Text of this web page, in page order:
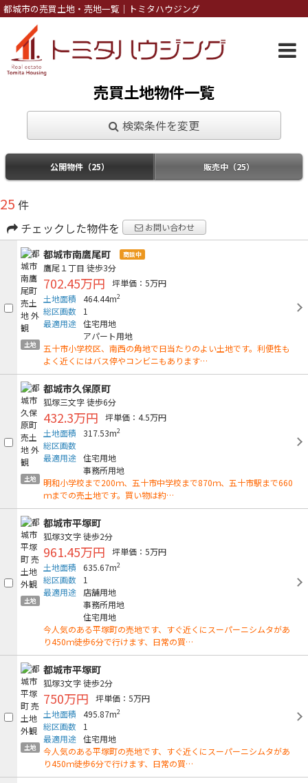
都城市の売買土地・売地一覧｜トミタハウジング
売買土地物件一覧
検索条件を変更
公開物件（25） 販売中（25）
25 件
チェックした物件を
お問い合わせ
土地
都城市南鷹尾町 商談中
鷹尾１丁目 徒歩3分
702.45万円
坪単価：5万円
土地面積
464.44m2
総区画数
1
最適用途 住宅用地
アパート用地
五十市小学校区、南西の角地で日当たりのよい土地です。利便性も
よく近くにはバス停やコンビニもあります…
土地
都城市久保原町
狐塚三文字徒歩6分
432.3万円
坪単価：4.5万円
土地面積
317.53m2
総区画数
最適用途 住宅用地
事務所用地
明和小学校まで200ｍ、五十市中学校まで870ｍ、五十市駅まで660
ｍまでの売土地です。買い物は約…
土地
都城市平塚町
狐塚3文字徒歩2分
961.45万円
坪単価：5万円
土地面積
635.67m2
総区画数
1
最適用途
店舗用地
事務所用地
住宅用地
今人気のある平塚町の売地です、すぐ近くにスーパーニシムタがあ
り450ｍ徒歩6分で行けます、日常の買…
土地
都城市平塚町
狐塚3文字徒歩2分
750万円
坪単価：5万円
土地面積
495.87m2
総区画数
1
最適用途 住宅用地
今人気のある平塚町の売地です、すぐ近くにスーパーニシムタがあ
り450ｍ徒歩6分で行けます、日常の買…